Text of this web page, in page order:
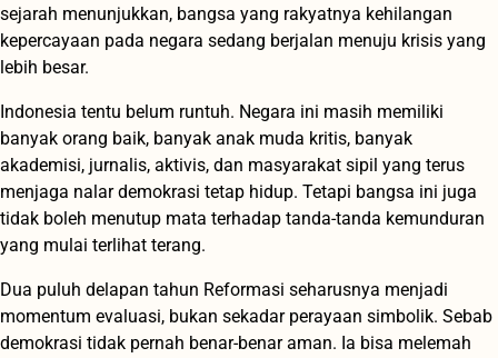
sejarah menunjukkan, bangsa yang rakyatnya kehilangan
kepercayaan pada negara sedang berjalan menuju krisis yang
lebih besar.
Indonesia tentu belum runtuh. Negara ini masih memiliki
banyak orang baik, banyak anak muda kritis, banyak
akademisi, jurnalis, aktivis, dan masyarakat sipil yang terus
menjaga nalar demokrasi tetap hidup. Tetapi bangsa ini juga
tidak boleh menutup mata terhadap tanda-tanda kemunduran
yang mulai terlihat terang.
Dua puluh delapan tahun Reformasi seharusnya menjadi
momentum evaluasi, bukan sekadar perayaan simbolik. Sebab
demokrasi tidak pernah benar-benar aman. Ia bisa melemah